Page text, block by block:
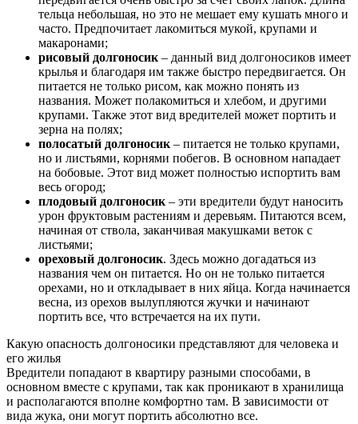
тельца небольшая, но это не мешает ему кушать много и
часто. Предпочитает лакомиться мукой, крупами и
макаронами;
рисовый долгоносик – данный вид долгоносиков имеет
крылья и благодаря им также быстро передвигается. Он
питается не только рисом, как можно понять из
названия. Может полакомиться и хлебом, и другими
крупами. Также этот вид вредителей может портить и
зерна на полях;
полосатый долгоносик – питается не только крупами,
но и листьями, корнями побегов. В основном нападает
на бобовые. Этот вид может полностью испортить вам
весь огород;
плодовый долгоносик – эти вредители будут наносить
урон фруктовым растениям и деревьям. Питаются всем,
начиная от ствола, заканчивая макушками веток с
листьями;
ореховый долгоносик. Здесь можно догадаться из
названия чем он питается. Но он не только питается
орехами, но и откладывает в них яйца. Когда начинается
весна, из орехов вылупляются жучки и начинают
портить все, что встречается на их пути.
Какую опасность долгоносики представляют для человека и
его жилья
Вредители попадают в квартиру разными способами, в
основном вместе с крупами, так как проникают в хранилища
и располагаются вполне комфортно там. В зависимости от
вида жука, они могут портить абсолютно все.